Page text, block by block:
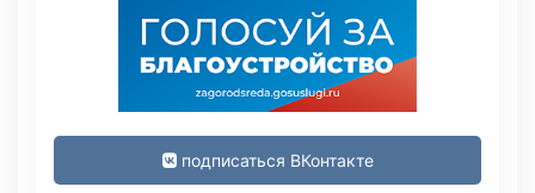
подписаться ВКонтакте